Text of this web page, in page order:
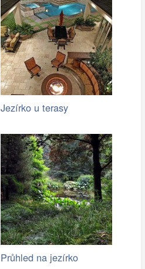
Jezírko u terasy
Průhled na jezírko